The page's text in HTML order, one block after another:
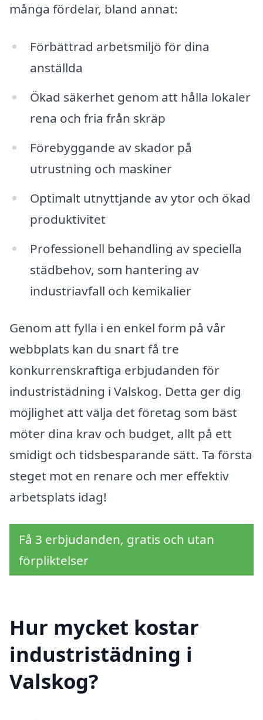
många fördelar, bland annat:
Förbättrad arbetsmiljö för dina
anställda
Ökad säkerhet genom att hålla lokaler
rena och fria från skräp
Förebyggande av skador på
utrustning och maskiner
Optimalt utnyttjande av ytor och ökad
produktivitet
Professionell behandling av speciella
städbehov, som hantering av
industriavfall och kemikalier
Genom att fylla i en enkel form på vår
webbplats kan du snart få tre
konkurrenskraftiga erbjudanden för
industristädning i Valskog. Detta ger dig
möjlighet att välja det företag som bäst
möter dina krav och budget, allt på ett
smidigt och tidsbesparande sätt. Ta första
steget mot en renare och mer effektiv
arbetsplats idag!
Få 3 erbjudanden, gratis och utan
förpliktelser
Hur mycket kostar
industristädning i
Valskog?